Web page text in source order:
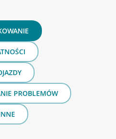
PROBLEMÓW